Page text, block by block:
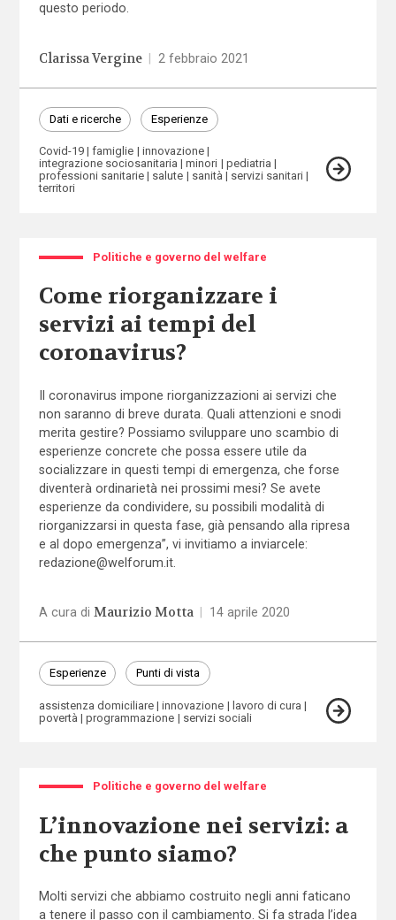
questo periodo.
Clarissa Vergine 2 febbraio 2021
Dati e ricerche Esperienze
Covid-19 famiglie
innovazione
integrazione sociosanitaria
minori
pediatria
professioni sanitarie
salute sanità
servizi sanitari
territori
Politiche e governo del welfare
Come riorganizzare i
servizi ai tempi del
coronavirus?
Il coronavirus impone riorganizzazioni ai servizi che
non saranno di breve durata. Quali attenzioni e snodi
merita gestire? Possiamo sviluppare uno scambio di
esperienze concrete che possa essere utile da
socializzare in questi tempi di emergenza, che forse
diventerà ordinarietà nei prossimi mesi? Se avete
esperienze da condividere, su possibili modalità di
riorganizzarsi in questa fase, già pensando alla ripresa
e al dopo emergenza”, vi invitiamo a inviarcele:
redazione@welforum.it.
A cura di Maurizio Motta 14 aprile 2020
Esperienze Punti di vista
assistenza domiciliare innovazione
lavoro di cura
povertà
programmazione servizi sociali
Politiche e governo del welfare
L’innovazione nei servizi: a
che punto siamo?
Molti servizi che abbiamo costruito negli anni faticano
a tenere il passo con il cambiamento. Si fa strada l’idea